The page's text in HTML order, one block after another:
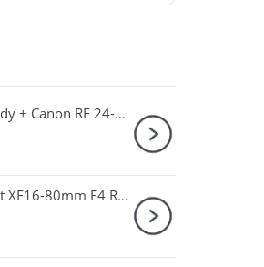
Canon EOS R6 Mark III Body + Canon RF 24-105mm F4 L IS USM
Máy ảnh Fujifilm X-S20 Kit XF16-80mm F4 R OIS WR